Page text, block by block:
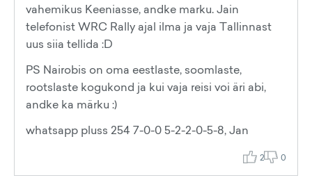
vahemikus Keeniasse, andke marku. Jain
telefonist WRC Rally ajal ilma ja vaja Tallinnast
uus siia tellida :D
PS Nairobis on oma eestlaste, soomlaste,
rootslaste kogukond ja kui vaja reisi voi äri abi,
andke ka märku :)
whatsapp pluss 254 7-0-0 5-2-2-0-5-8, Jan
2 0